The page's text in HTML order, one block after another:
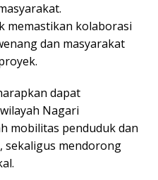
memastikan kolaborasi
dan masyarakat
dapat
Nagari
mobilitas penduduk dan
sekaligus mendorong